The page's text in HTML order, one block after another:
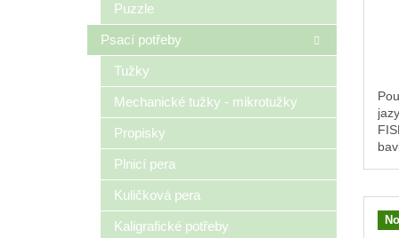
Puzzle
Psací potřeby
Tužky
Mechanické tužky - mikrotužky
Propisky
Plnicí pera
Kuličková pera
Kaligrafické potřeby